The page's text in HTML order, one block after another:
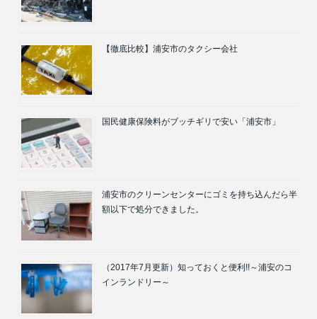
【徹底比較】浦安市のタクシー会社
国民健康保険料がブッチギリで安い「浦安市」
浦安市のクリーンセンターにゴミを持ち込んだら半
額以下で処分できました。
（2017年7月更新）知っておくと便利!!～浦安のコ
インランドリー～